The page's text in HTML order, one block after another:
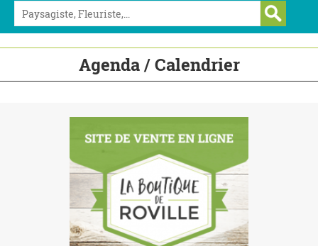
Agenda / Calendrier